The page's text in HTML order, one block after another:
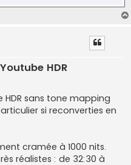
HDR
HDR sans tone mapping
si reconverties en
cramée à 1000 nits.
réalistes : de 32:30 à